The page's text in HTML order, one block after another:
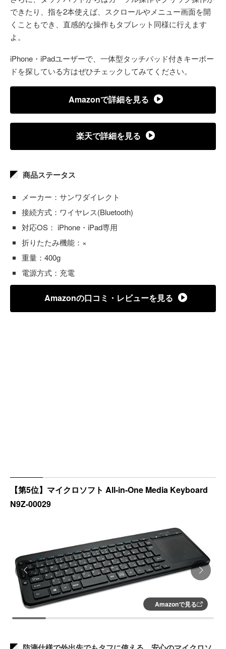
できたり、指を2本使えば、スクロールやメニュー画面を開
くこともでき、直感的な操作もタブレット同様に行えます
よ。
iPhone・iPadユーザーで、一体型タッチパッド付きキーボー
ドを探している方はぜひチェックしてみてください。
Amazonで詳細を見る
楽天で詳細を見る
商品ステータス
メーカー：サンワダイレクト
接続方式：ワイヤレス(Bluetooth)
対応OS： iPhone・iPad専用
折りたたみ機能：×
重量：400g
電源方式：充電
Amazonの口コミ・レビューを見る
【第5位】マイクロソフト All-in-One Media Keyboard
N9Z-00029
Amazonで見る